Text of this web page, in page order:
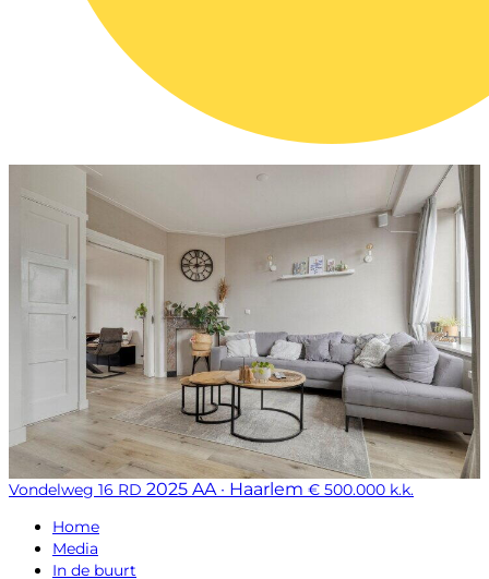
Vondelweg 16 RD 2025 AA · Haarlem € 500.000 k.k.
Home
Media
In de buurt